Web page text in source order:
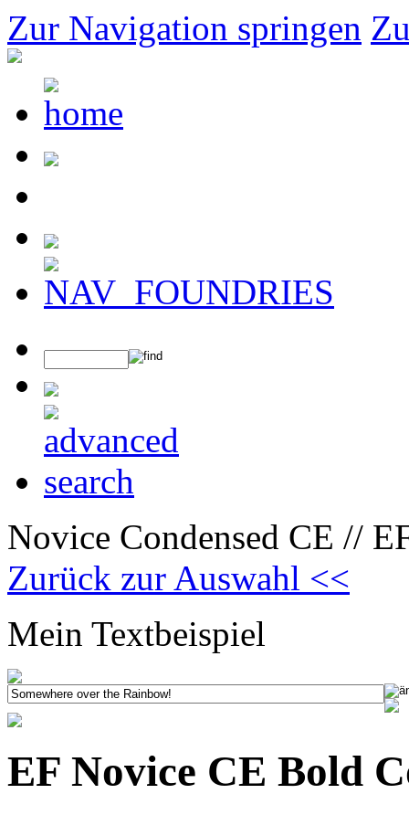
Zur Navigation springen
Novice Condensed CE //
Zurück zur Auswahl <<
Mein Textbeispiel
EF Novice CE Bold